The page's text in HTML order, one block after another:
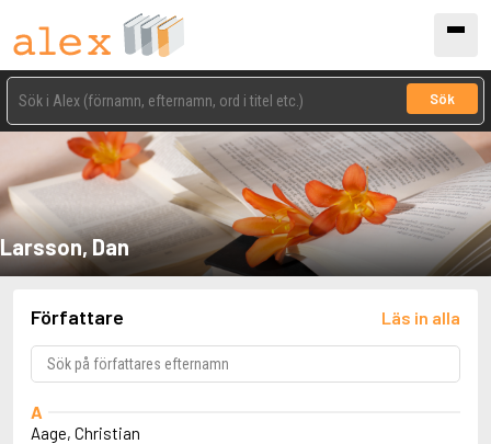
Sök
Larsson, Dan
Författare Läs in alla
A
Aage, Christian